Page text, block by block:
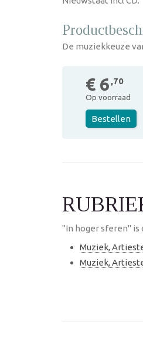
De muziekkeuze
€ 6 ,70
Op voorraad
Bestellen
"In hoger sferen" is
Muziek,
Muziek,